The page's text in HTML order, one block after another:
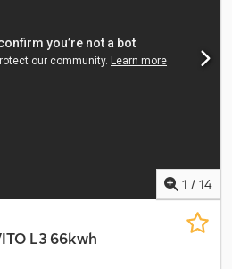
LED-zijmarkeringslichten,
lier, werklampen,
achter, enz. Fouten, tussentijdse
1 / 14
L3 66kwh